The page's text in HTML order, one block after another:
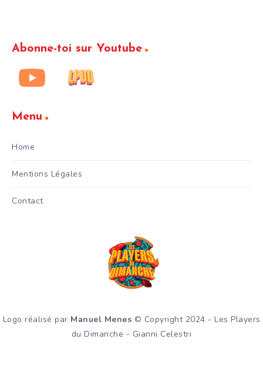
Abonne-toi sur Youtube
Menu
Home
Mentions Légales
Contact
Logo réalisé par Manuel Menes © Copyright 2024 - Les Players
du Dimanche - Gianni Celestri